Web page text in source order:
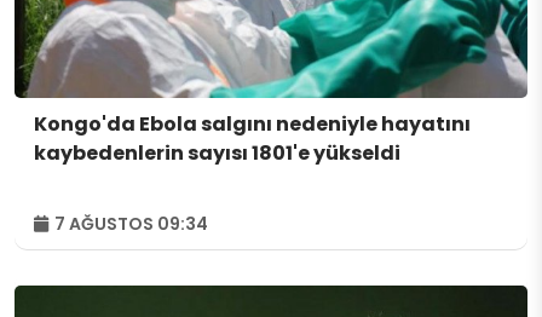
Kongo'da Ebola salgını nedeniyle hayatını
kaybedenlerin sayısı 1801'e yükseldi
7 AĞUSTOS 09:34